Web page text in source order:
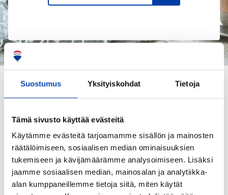
Suostumus Yksityiskohdat Tietoja
Tämä sivusto käyttää evästeitä
Käytämme evästeitä tarjoamamme sisällön ja mainosten
räätälöimiseen, sosiaalisen median ominaisuuksien
tukemiseen ja kävijämäärämme analysoimiseen. Lisäksi
jaamme sosiaalisen median, mainosalan ja analytiikka-
alan kumppaneillemme tietoja siitä, miten käytät
TÄLLÄ HETKELLÄ
Välityksessä olevat kohteeni